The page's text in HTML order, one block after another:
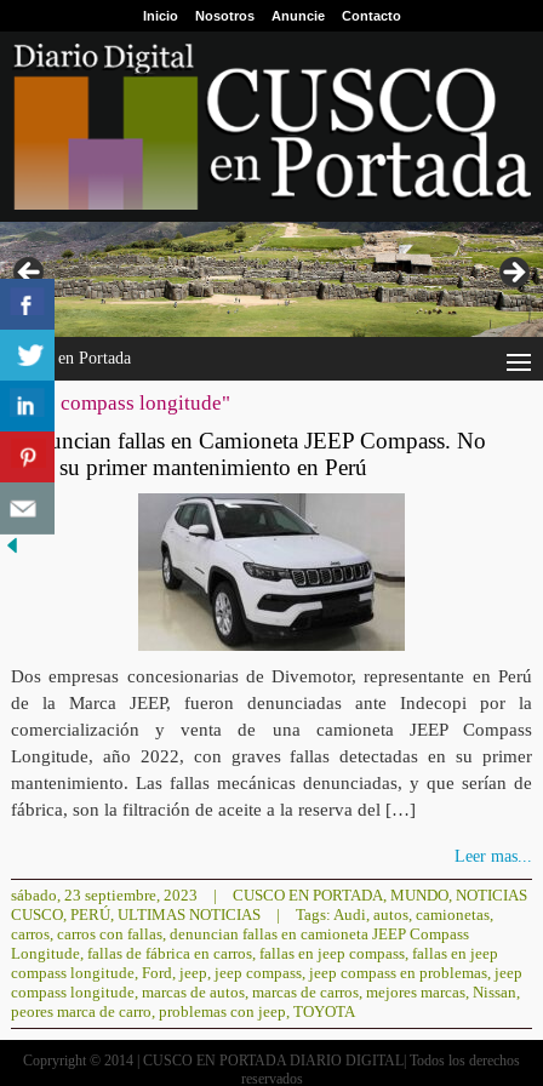
Inicio Nosotros Anuncie Contacto
Cusco en Portada
"jeep compass longitude"
Denuncian fallas en Camioneta JEEP Compass. No
pasó su primer mantenimiento en Perú
Dos empresas concesionarias de Divemotor, representante en Perú
de la Marca JEEP, fueron denunciadas ante Indecopi por la
comercialización y venta de una camioneta JEEP Compass
Longitude, año 2022, con graves fallas detectadas en su primer
mantenimiento. Las fallas mecánicas denunciadas, y que serían de
fábrica, son la filtración de aceite a la reserva del […]
Leer mas...
sábado, 23 septiembre, 2023 | CUSCO EN PORTADA, MUNDO, NOTICIAS
CUSCO, PERÚ, ULTIMAS NOTICIAS | Tags: Audi, autos, camionetas,
carros, carros con fallas, denuncian fallas en camioneta JEEP Compass
Longitude, fallas de fábrica en carros, fallas en jeep compass, fallas en jeep
compass longitude, Ford, jeep, jeep compass, jeep compass en problemas, jeep
compass longitude, marcas de autos, marcas de carros, mejores marcas, Nissan,
peores marca de carro, problemas con jeep, TOYOTA
Copryright © 2014 | CUSCO EN PORTADA DIARIO DIGITAL| Todos los derechos
reservados